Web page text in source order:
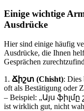
Einige wichtige
Ausdrücke
Hier sind einige häufig
Ausdrücke, die Ihnen
Gesprächen
1. Ճիշտ (Chisht): Dies
oft als Bestätigung oder
– Beispiel: „Այս
ist wirklich gut, nicht